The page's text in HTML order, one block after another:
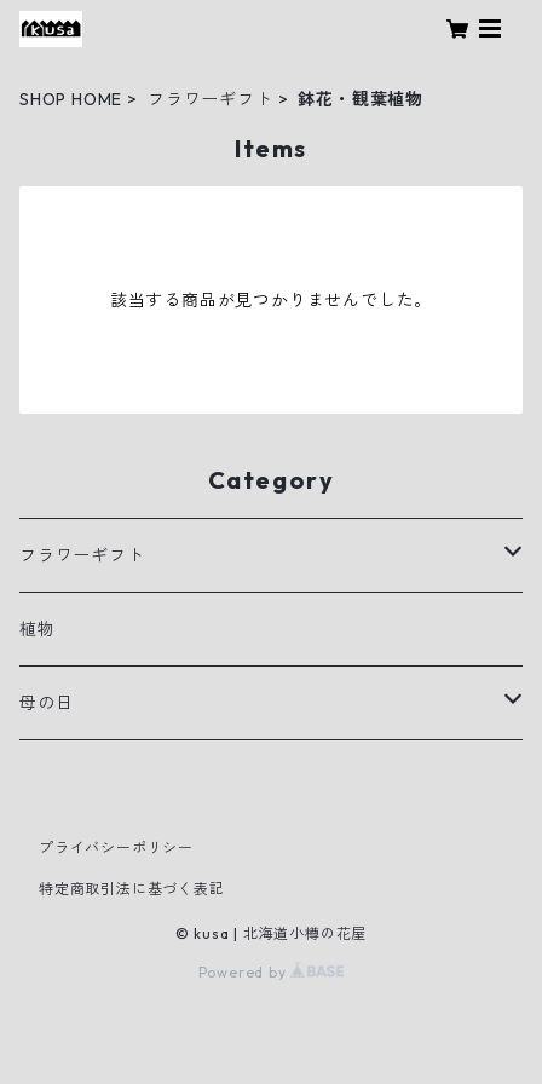
SHOP HOME フラワーギフト 鉢花・観葉植物
Items
該当する商品が見つかりませんでした。
Category
フラワーギフト
アレンジメント
花束
スタンドタイプ装花
植物
母の日
プライバシーポリシー
特定商取引法に基づく表記
© kusa | 北海道小樽の花屋
Powered by